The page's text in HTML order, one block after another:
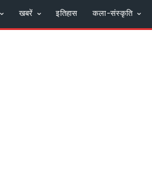
खबरें इतिहास कला-संस्कृति